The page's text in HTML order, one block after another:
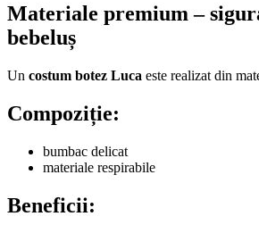
Materiale premium –
bebeluș
Un costum botez Luca este realizat din
Compoziție:
bumbac delicat
materiale respirabile
Beneficii: